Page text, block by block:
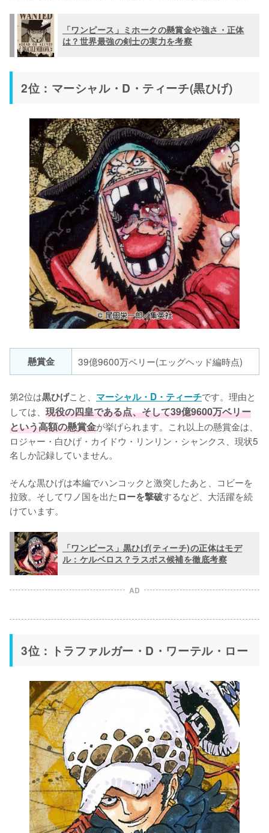
「ワンピース」ミホークの懸賞金や強さ・正体
は？世界最強の剣士の実力を考察
2位：マーシャル・D・ティーチ(黒ひげ)
懸賞金 39億9600万ベリー(エッグヘッド編時点)
第2位は黒ひげこと、 マーシャル・D・ティーチです。理由と
しては、 現役の四皇である点、そして39億9600万ベリー
という高額の懸賞金が挙げられます。これ以上の懸賞金は、
ロジャー・白ひげ・カイドウ・リンリン・シャンクス、現状5
名しか記録していません。
そんな黒ひげは本編でハンコックと激突したあと、コビーを
拉致。そしてワノ国を出たローを撃破するなど、大活躍を続
けています。
「ワンピース」黒ひげ(ティーチ)の正体はモデ
ル：ケルベロス？ラスボス候補を徹底考察
AD
3位：トラファルガー・D・ワーテル・ロー